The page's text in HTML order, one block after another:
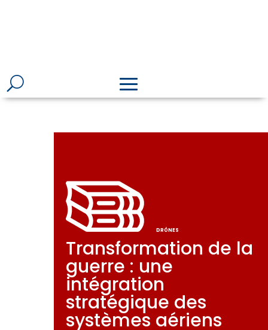
DRÔNES
Transformation de la
guerre : une
intégration
stratégique des
systèmes aériens